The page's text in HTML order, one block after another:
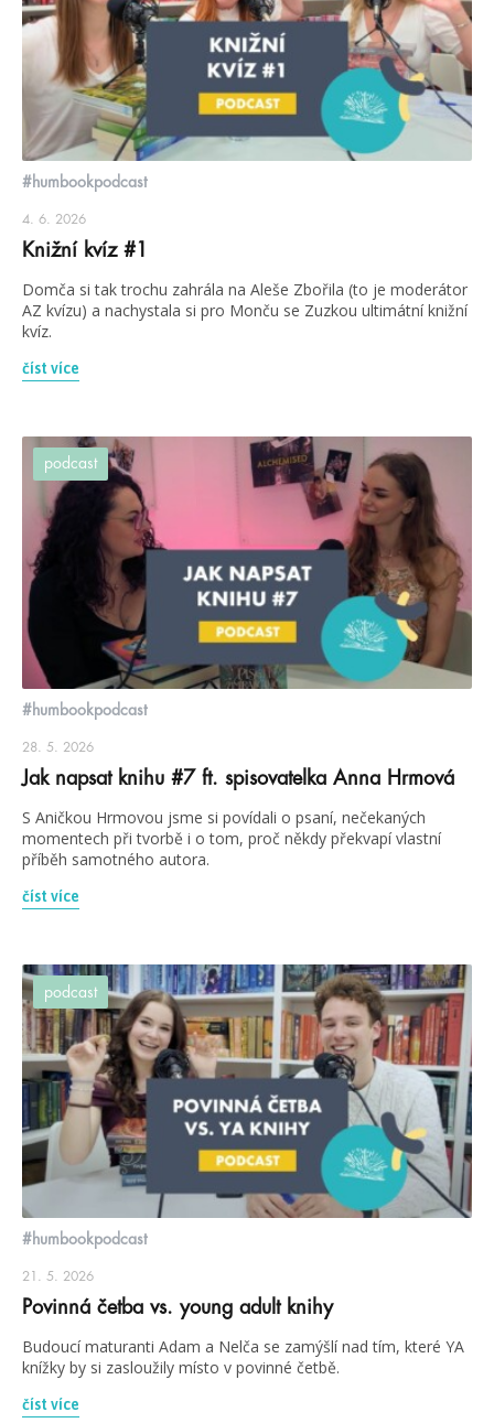
#humbookpodcast
4. 6. 2026
Knižní kvíz #1
Domča si tak trochu zahrála na Aleše Zbořila (to je moderátor
AZ kvízu) a nachystala si pro Monču se Zuzkou ultimátní knižní
kvíz.
číst více
podcast
#humbookpodcast
28. 5. 2026
Jak napsat knihu #7 ft. spisovatelka Anna Hrmová
S Aničkou Hrmovou jsme si povídali o psaní, nečekaných
momentech při tvorbě i o tom, proč někdy překvapí vlastní
příběh samotného autora.
číst více
podcast
#humbookpodcast
21. 5. 2026
Povinná četba vs. young adult knihy
Budoucí maturanti Adam a Nelča se zamýšlí nad tím, které YA
knížky by si zasloužily místo v povinné četbě.
číst více